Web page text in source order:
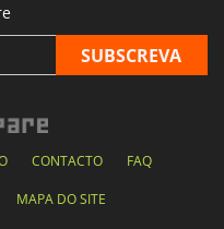
CONTACTO FAQ
MAPA DO SITE